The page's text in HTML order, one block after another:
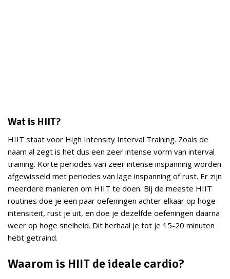
Wat is HIIT?
HIIT staat voor High Intensity Interval Training. Zoals de
naam al zegt is het dus een zeer intense vorm van interval
training. Korte periodes van zeer intense inspanning worden
afgewisseld met periodes van lage inspanning of rust. Er zijn
meerdere manieren om HIIT te doen. Bij de meeste HIIT
routines doe je een paar oefeningen achter elkaar op hoge
intensiteit, rust je uit, en doe je dezelfde oefeningen daarna
weer op hoge snelheid. Dit herhaal je tot je 15-20 minuten
hebt getraind.
Waarom is HIIT de ideale cardio?